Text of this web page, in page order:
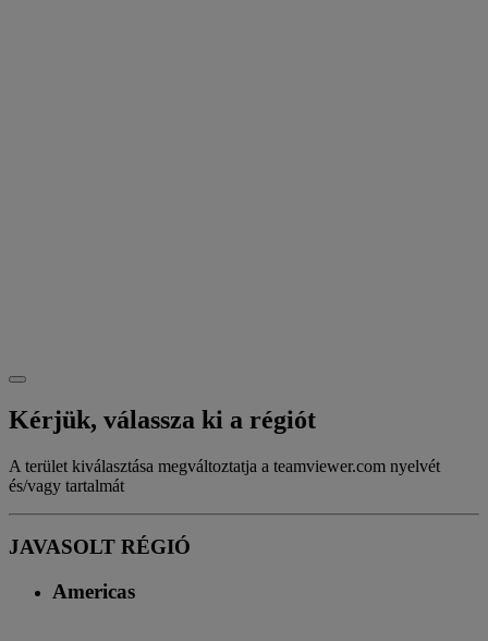
Kérjük, válassza ki a régiót
A terület kiválasztása megváltoztatja a teamviewer.com nyelvét
és/vagy tartalmát
JAVASOLT RÉGIÓ
Americas